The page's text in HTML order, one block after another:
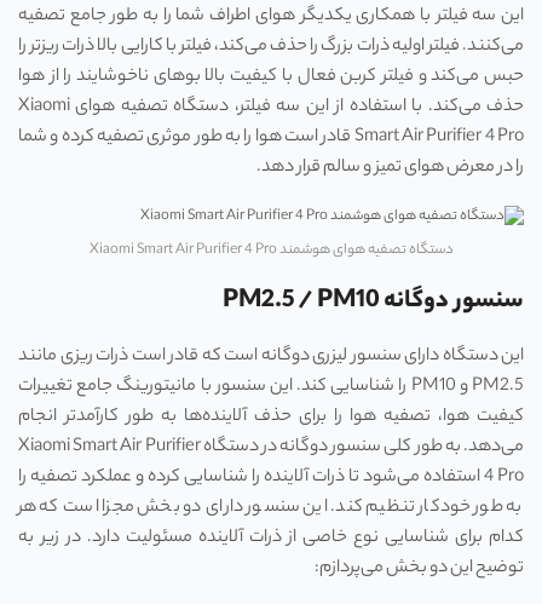
این سه فیلتر با همکاری یکدیگر هوای اطراف شما را به طور جامع تصفیه
می‌کنند. فیلتر اولیه ذرات بزرگ را حذف می‌کند، فیلتر با کارایی بالا ذرات ریزتر را
حبس می‌کند و فیلتر کربن فعال با کیفیت بالا بوهای ناخوشایند را از هوا
حذف می‌کند. با استفاده از این سه فیلتر، دستگاه تصفیه هوای Xiaomi
Smart Air Purifier 4 Pro قادر است هوا را به طور موثری تصفیه کرده و شما
را در معرض هوای تمیز و سالم قرار دهد.
دستگاه تصفیه هوای هوشمند Xiaomi Smart Air Purifier 4 Pro
سنسور دوگانه PM2.5 / PM10
این دستگاه دارای سنسور لیزری دوگانه است که قادر است ذرات ریزی مانند
PM2.5 و PM10 را شناسایی کند. این سنسور با مانیتورینگ جامع تغییرات
کیفیت هوا، تصفیه هوا را برای حذف آلاینده‌ها به طور کارآمد‌تر انجام
می‌دهد. به طور کلی سنسور دوگانه در دستگاه Xiaomi Smart Air Purifier
4 Pro استفاده می‌شود تا ذرات آلاینده را شناسایی کرده و عملکرد تصفیه را
به طور خودکار تنظیم کند. این سنسور دارای دو بخش مجزا است که هر
کدام برای شناسایی نوع خاصی از ذرات آلاینده مسئولیت دارد. در زیر به
توضیح این دو بخش می‌پردازم: